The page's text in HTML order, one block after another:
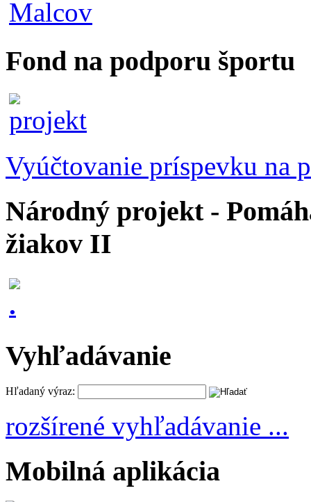
Fond na podporu športu
Vyúčtovanie príspevku na
Národný projekt -
žiakov II
Vyhľadávanie
Hľadaný výraz:
rozšírené vyhľadávanie ...
Mobilná aplikácia